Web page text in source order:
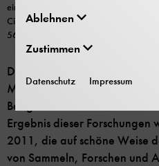
einer Doppellokomotive gezogenen
Citlaltépetl, auch Pico de Orizaba
5636 m ist er der höchste Berg
Dieses Werk kam im Jahr
Museum und war die
Baugeschichte dieser
Ergebnis dieser Forschungen
2011, die auf schöne Weise
von Sammeln, Forschen und
Ablehnen
Zustimmen
Datenschutz Impressum